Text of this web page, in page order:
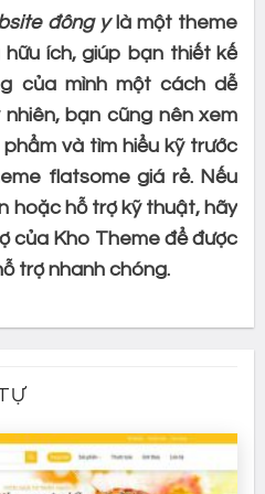
đông y là một theme
ích, giúp bạn thiết kế
của mình một cách dễ
bạn cũng nên xem
và tìm hiểu kỹ trước
flatsome giá rẻ. Nếu
hoặc hỗ trợ kỹ thuật, hãy
của Kho Theme để được
trợ nhanh chóng.